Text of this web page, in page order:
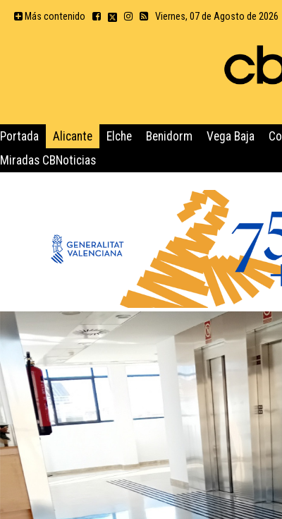
Más contenido Viernes, 07 de Agosto de 2026
Portada Alicante Elche Benidorm Vega Baja
Miradas CBNoticias